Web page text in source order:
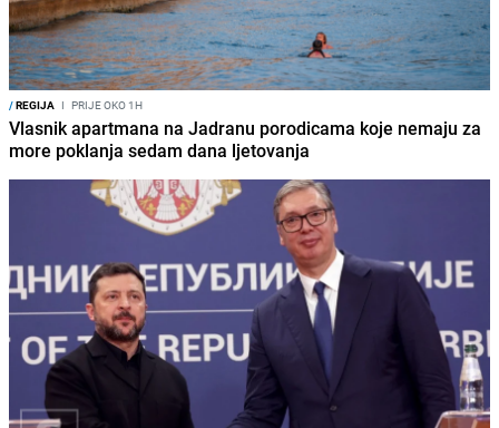
/REGIJA I PRIJE OKO 1H
Vlasnik apartmana na Jadranu porodicama koje nemaju za
more poklanja sedam dana ljetovanja